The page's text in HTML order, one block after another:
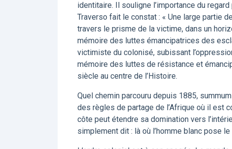
identitaire. Il souligne l’importance du
Traverso fait le constat : « Une large partie
travers le prisme de la victime, dans un
mémoire des luttes émancipatrices des
victimiste du colonisé, subissant
mémoire des luttes de résistance et
siècle au centre de l’Histoire.
Quel chemin parcouru depuis 1885,
des règles de partage de l’Afrique où il est
côte peut étendre sa domination vers
simplement dit : là où l’homme blanc pose